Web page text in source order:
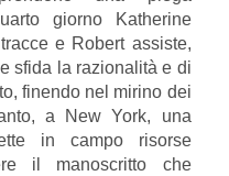
giorno Katherine
e Robert assiste,
sfida la razionalità e di
finendo nel mirino dei
a New York, una
in campo risorse
il manoscritto che